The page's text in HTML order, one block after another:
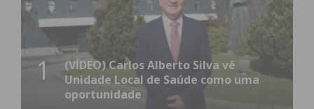
1
(VÍDEO) Carlos Alberto Silva vê
Unidade Local de Saúde como uma
oportunidade